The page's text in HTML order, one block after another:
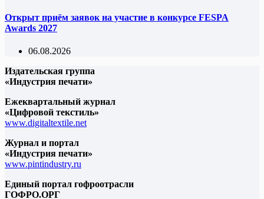
Открыт приём заявок на участие в конкурсе FESPA
Awards 2027
06.08.2026
Издательская группа
«Индустрия печати»
Ежеквартальный журнал
«Цифровой текстиль»
www.digitaltextile.net
Журнал и портал
«Индустрия печати»
www.pintindustry.ru
Единый портал гофроотрасли
ГОФРО.ОРГ